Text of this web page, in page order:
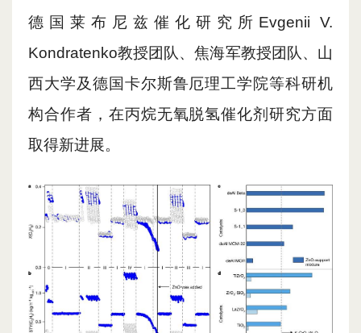
德国莱布尼兹催化研究所 Evgenii V.
Kondratenko教授团队、焦海军教授团队、山
西大学及德国卡尔斯鲁厄理工学院等科研机
构合作者，在丙烷无氧脱氢催化剂研究方面
取得新进展。